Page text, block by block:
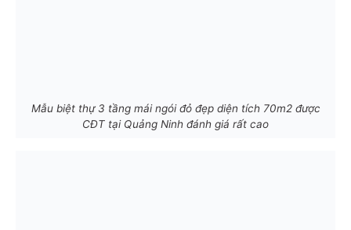
Mẫu biệt thự 3 tầng mái ngói đỏ đẹp diện tích 70m2 được
CĐT tại Quảng Ninh đánh giá rất cao